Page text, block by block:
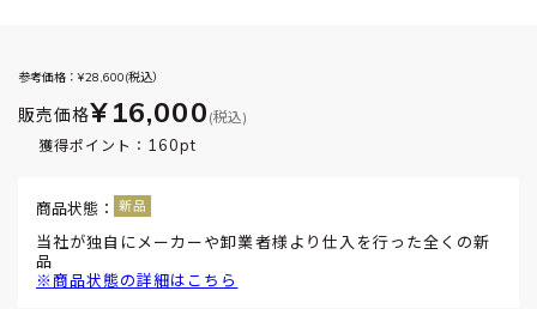
参考価格：¥28,600(税込）
販売価格¥16,000 (税込)
獲得ポイント： 160pt
商品状態：
当社が独自にメーカーや卸業者様より仕入を行った全くの新
品
※商品状態の詳細はこちら